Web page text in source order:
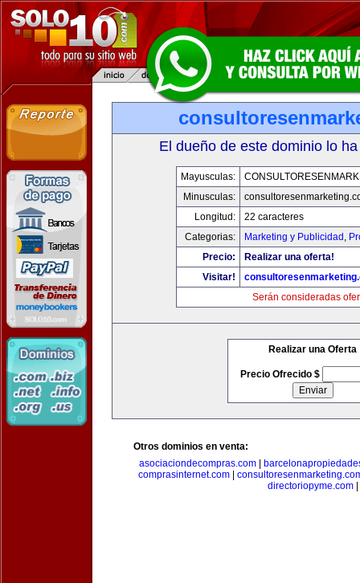
El dueño de este dominio lo
Mayusculas:
Minusculas:
Longitud:
22 caracteres
Categorias:
Marketing y Publicidad ,
Precio:
Realizar una oferta!
Visitar!
Serán consideradas
Realizar una Oferta
Precio Ofrecido $
Otros dominios en venta:
asociaciondecompras.com|
comprasinternet.com|
directoriopyme.com|